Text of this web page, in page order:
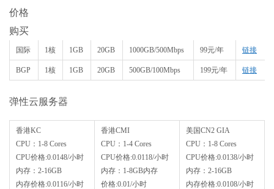
价格
购买
国际 1核 1GB 20GB 1000GB/500Mbps 99元/年 链接
BGP 1核 1GB 20GB 500GB/100Mbps 199元/年 链接
弹性云服务器
香港KC
CPU：1-8 Cores
CPU价格:0.0148/小时
内存：2-16GB
内存价格:0.0116/小时
香港CMI
CPU：1-4 Cores
CPU价格:0.0118/小时
内存：1-8GB内存
价格:0.01/小时
美国CN2 GIA
CPU：1-8 Cores
CPU价格:0.0138/小时
内存：2-16GB
内存价格:0.0108/小时